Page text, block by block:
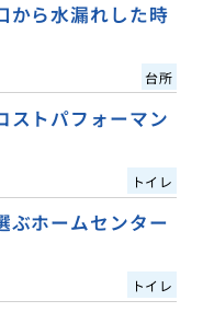
から水漏れした時
台所
ストパフォーマン
トイレ
ぶホームセンター
トイレ